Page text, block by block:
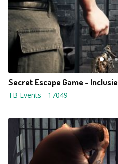
Secret Escape Game -
TB Events - 17049